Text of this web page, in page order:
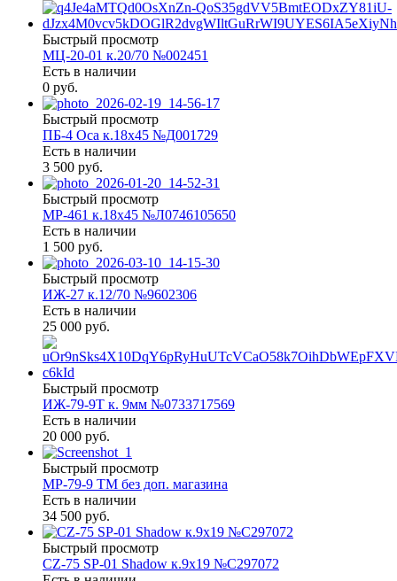
Быстрый просмотр
МЦ-20-01 к.20/70 №002451
Есть в наличии
0 руб.
Быстрый просмотр
ПБ-4 Оса к.18х45 №Д001729
Есть в наличии
3 500 руб.
Быстрый просмотр
МР-461 к.18х45 №Л0746105650
Есть в наличии
1 500 руб.
Быстрый просмотр
ИЖ-27 к.12/70 №9602306
Есть в наличии
25 000 руб.
Быстрый просмотр
ИЖ-79-9Т к. 9мм №0733717569
Есть в наличии
20 000 руб.
Быстрый просмотр
МР-79-9 ТМ без доп. магазина
Есть в наличии
34 500 руб.
Быстрый просмотр
CZ-75 SP-01 Shadow к.9х19 №С297072